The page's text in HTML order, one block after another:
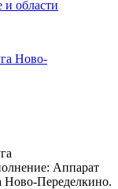
области
Ново-
Аппарат
Ново-Переделкино.